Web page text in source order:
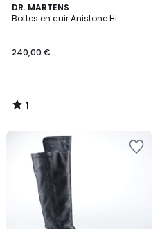
DR. MARTENS
Bottes en cuir Anistone Hi
240,00 €
1
/
1
/